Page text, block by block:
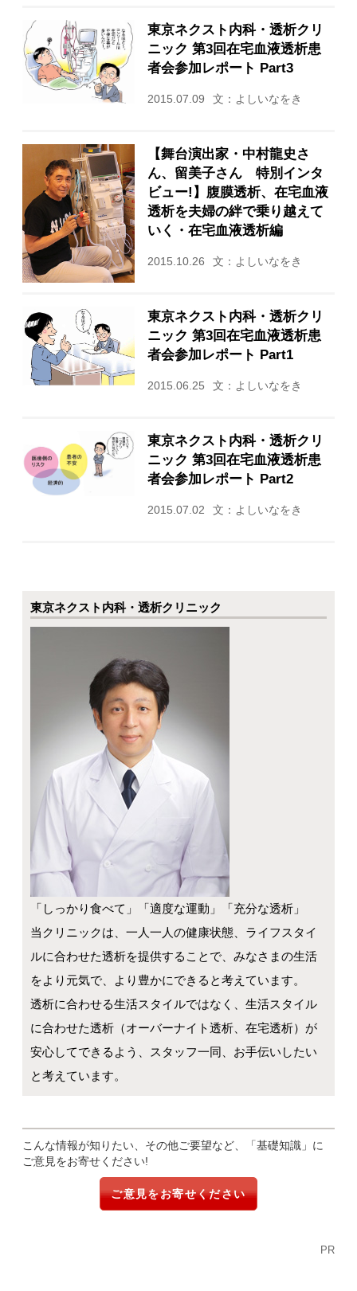
東京ネクスト内科・透析クリ
ニック 第3回在宅血液透析患
者会参加レポート Part3
2015.07.09 文：よしいなをき
【舞台演出家・中村龍史さ
ん、留美子さん 特別インタ
ビュー!】腹膜透析、在宅血液
透析を夫婦の絆で乗り越えて
いく・在宅血液透析編
2015.10.26 文：よしいなをき
東京ネクスト内科・透析クリ
ニック 第3回在宅血液透析患
者会参加レポート Part1
2015.06.25 文：よしいなをき
東京ネクスト内科・透析クリ
ニック 第3回在宅血液透析患
者会参加レポート Part2
2015.07.02 文：よしいなをき
東京ネクスト内科・透析クリニック
「しっかり食べて」「適度な運動」「充分な透析」
当クリニックは、一人一人の健康状態、ライフスタイ
ルに合わせた透析を提供することで、みなさまの生活
をより元気で、より豊かにできると考えています。
透析に合わせる生活スタイルではなく、生活スタイル
に合わせた透析（オーバーナイト透析、在宅透析）が
安心してできるよう、スタッフ一同、お手伝いしたい
と考えています。
こんな情報が知りたい、その他ご要望など、「基礎知識」に
ご意見をお寄せください!
ご意見をお寄せください
PR